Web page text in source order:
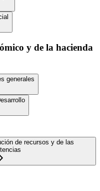
y de la hacienda
generales
de recursos y de las